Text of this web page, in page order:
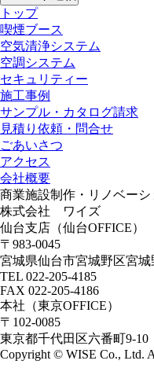
トップ
喫煙ブース
空気清浄システム
空調システム
セキュリティー
施工事例
サンプル・カタログ請求
見積り依頼・問合せ
ごあいさつ
アクセス
会社概要
商業施設制作・リノベー
株式会社 ワイズ
仙台支店（仙台OFFICE）
〒983-0045
宮城県仙台市宮城野区宮城
TEL 022-205-4185
FAX 022-205-4186
本社（東京OFFICE）
〒102-0085
東京都千代田区六番町9-10
Copyright © WISE Co., Ltd.